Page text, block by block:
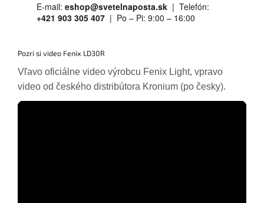
E-mail: eshop@svetelnaposta.sk | Telefón:
+421 903 305 407 | Po – Pi: 9:00 – 16:00
Pozri si video Fenix LD30R
Vľavo oficiálne video výrobcu Fenix Light, vpravo
video od českého distribútora Kronium (po česky).